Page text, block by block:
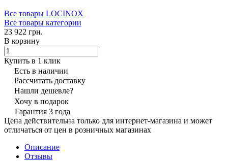
Все товары LOCINOX
Все товары категории
23 922 грн.
В корзину
Купить в 1 клик
Есть в наличии
Рассчитать доставку
Нашли дешевле?
Хочу в подарок
Гарантия 3 года
Цена действительна только для интернет-магазина и может
отличаться от цен в розничных магазинах
Описание
Отзывы